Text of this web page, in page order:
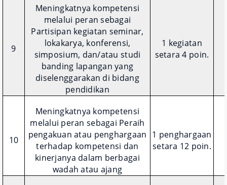
9
Meningkatnya kompetensi
melalui peran sebagai
Partisipan kegiatan seminar,
lokakarya, konferensi,
simposium, dan/atau studi
banding lapangan yang
diselenggarakan di bidang
pendidikan
1 kegiatan
setara 4 poin.
10
Meningkatnya kompetensi
melalui peran sebagai Peraih
pengakuan atau penghargaan
terhadap kompetensi dan
kinerjanya dalam berbagai
wadah atau ajang
1 penghargaan
setara 12 poin.